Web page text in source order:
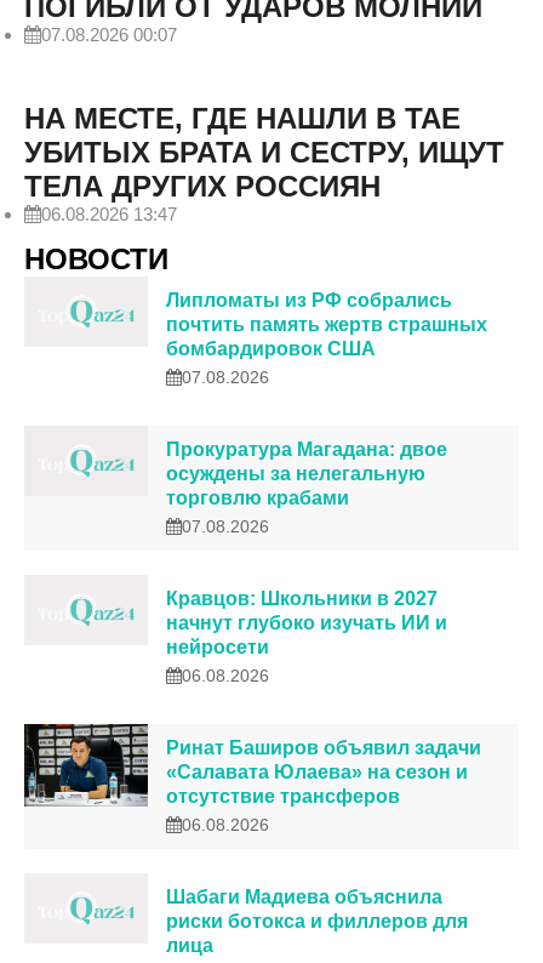
ПОГИБЛИ ОТ УДАРОВ МОЛНИЙ
07.08.2026 00:07
НА МЕСТЕ, ГДЕ НАШЛИ В ТАЕ
УБИТЫХ БРАТА И СЕСТРУ, ИЩУТ
ТЕЛА ДРУГИХ РОССИЯН
06.08.2026 13:47
НОВОСТИ
Липломаты из РФ собрались
почтить память жертв страшных
бомбардировок США
07.08.2026
Прокуратура Магадана: двое
осуждены за нелегальную
торговлю крабами
07.08.2026
Кравцов: Школьники в 2027
начнут глубоко изучать ИИ и
нейросети
06.08.2026
Ринат Баширов объявил задачи
«Салавата Юлаева» на сезон и
отсутствие трансферов
06.08.2026
Шабаги Мадиева объяснила
риски ботокса и филлеров для
лица